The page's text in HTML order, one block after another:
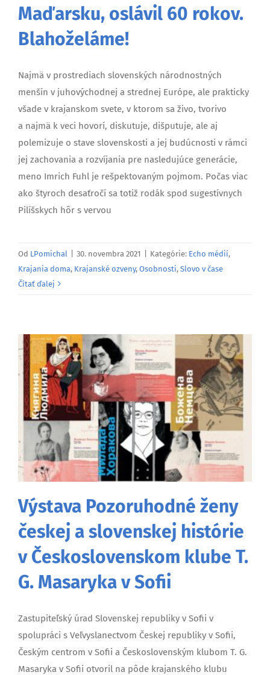
Maďarsku, oslávil 60 rokov.
Blahoželáme!
Najmä v prostrediach slovenských národnostných
menšín v juhovýchodnej a strednej Európe, ale prakticky
všade v krajanskom svete, v ktorom sa živo, tvorivo
a najmä k veci hovorí, diskutuje, dišputuje, ale aj
polemizuje o stave slovenskosti a jej budúcnosti v rámci
jej zachovania a rozvíjania pre nasledujúce generácie,
meno Imrich Fuhl je rešpektovaným pojmom. Počas viac
ako štyroch desaťročí sa totiž rodák spod sugestívnych
Pilíšskych hôr s vervou
Od LPomichal 30. novembra 2021 Kategórie: Echo médií,
Krajania doma, Krajanské ozveny, Osobnosti, Slovo v čase
Čítať ďalej
Výstava Pozoruhodné ženy
českej a slovenskej histórie
v Československom klube T.
G. Masaryka v Sofii
Zastupiteľský úrad Slovenskej republiky v Sofii v
spolupráci s Veľvyslanectvom Českej republiky v Sofii,
Českým centrom v Sofii a Československým klubom T. G.
Masaryka v Sofii otvoril na pôde krajanského klubu